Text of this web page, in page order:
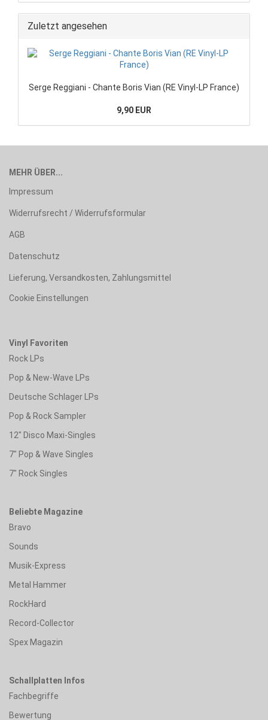
Zuletzt angesehen
Serge Reggiani - Chante Boris Vian (RE Vinyl-LP France)
9,90 EUR
MEHR ÜBER...
Impressum
Widerrufsrecht / Widerrufsformular
AGB
Datenschutz
Lieferung, Versandkosten, Zahlungsmittel
Cookie Einstellungen
Vinyl Favoriten
Rock LPs
Pop & New-Wave LPs
Deutsche Schlager LPs
Pop & Rock Sampler
12" Disco Maxi-Singles
7" Pop & Wave Singles
7" Rock Singles
Beliebte Magazine
Bravo
Sounds
Musik-Express
Metal Hammer
RockHard
Record-Collector
Spex Magazin
Schallplatten Infos
Fachbegriffe
Bewertung